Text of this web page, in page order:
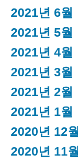
2021년 6월
2021년 5월
2021년 4월
2021년 3월
2021년 2월
2021년 1월
2020년 12월
2020년 11월